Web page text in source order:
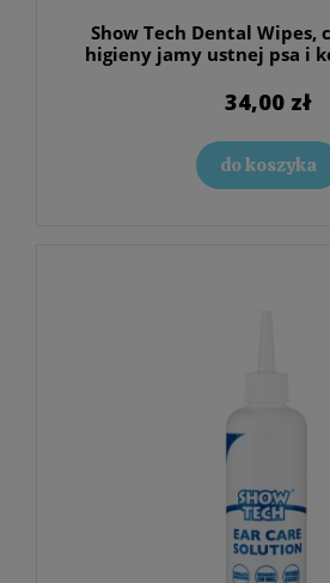
Show Tech Dental Wipes,
higieny jamy ustnej psa i
34,00 zł
do koszyka